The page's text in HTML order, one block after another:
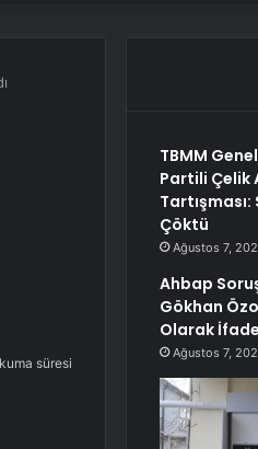
süresi
TBMM
Partili Çelik
Çöktü
Ağustos 7,
Ahbap
Gökhan
Olarak
Ağustos 7,